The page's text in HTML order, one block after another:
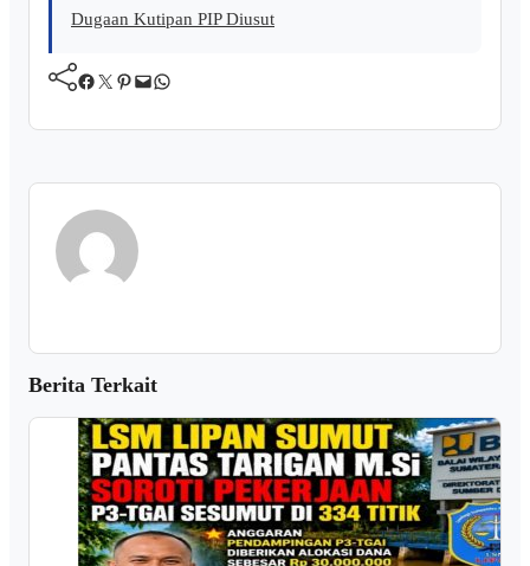
Dugaan Kutipan PIP Diusut
Facebook Twitter Pinterest Mail WhatsApp
Berita Terkait